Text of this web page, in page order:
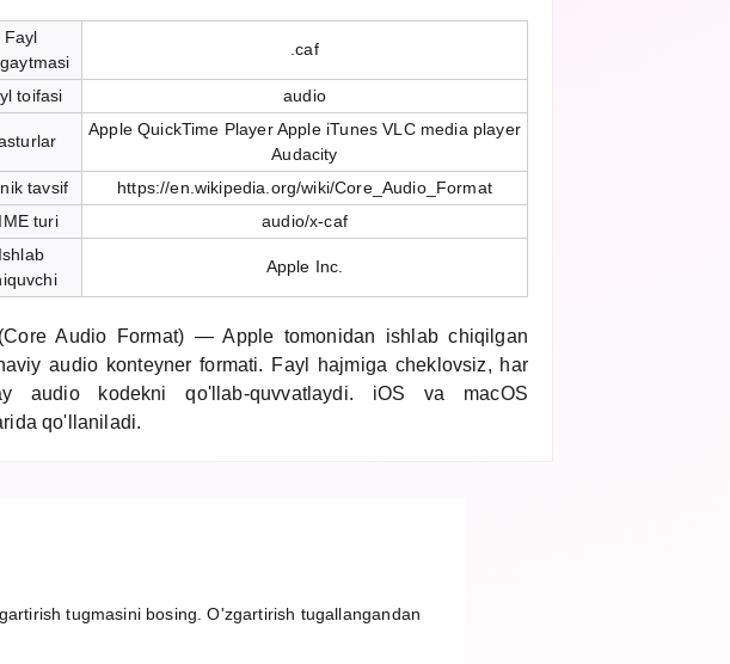
Fayl
.caf
toifasi audio
Apple QuickTime Player Apple iTunes VLC media player
Audacity
tavsif
https://en.wikipedia.org/wiki/Core_Audio_Format
turi
audio/x-caf
Ishlab
Apple Inc.
Audio Format) — Apple tomonidan ishlab chiqilgan
audio konteyner formati. Fayl hajmiga cheklovsiz, har
audio kodekni qo'llab-quvvatlaydi. iOS va macOS
qo'llaniladi.
tugmasini bosing. O'zgartirish tugallangandan